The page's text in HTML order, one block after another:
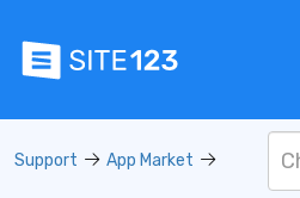
Support App Market